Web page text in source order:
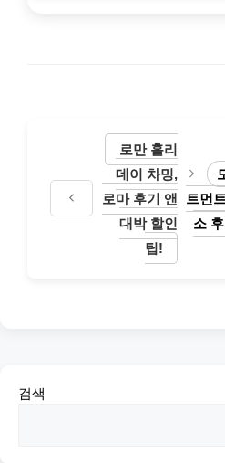
로만 홀리
데이 차밍,
로마 후기 앤
대박 할인
팁!
트먼
소
검색